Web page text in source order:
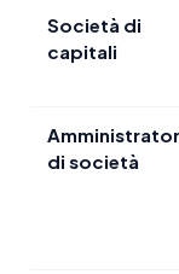
Società di
capitali
di società